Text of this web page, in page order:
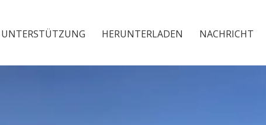
UNTERSTÜTZUNG HERUNTERLADEN NACHRICHT